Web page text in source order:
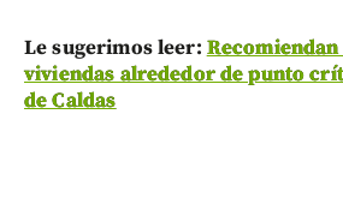
Le sugerimos leer:
viviendas alrededor de punto
de Caldas